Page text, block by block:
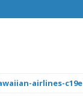
airlines-c19e